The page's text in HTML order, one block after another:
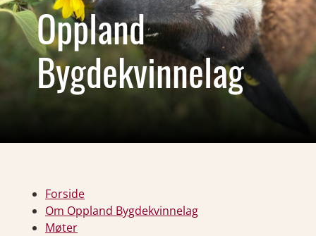
Oppland
Bygdekvinnelag
Forside
Om Oppland Bygdekvinnelag
Møter